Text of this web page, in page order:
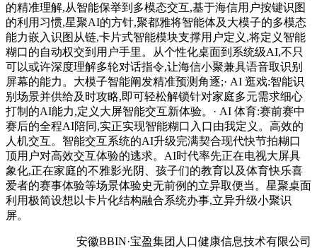
的精准理解,从智能保举到多模态交互,基于海信用户按键识图
的利用习惯,星聚AI的方针,聚都雅将智能体及大模子的多模态
能力嵌入识图从链,卡片式智能模块支撑用户定义,将定义智能
糊口的自动权交到用户手里。从个性化桌面到系统级AI,不只
可以或许深度理解多轮对话指令,让海信小聚兼具语音取识别
屏幕的能力。大模子智能阐发精准预测角逐;· AI 逛戏:智能识
别场景并供给及时攻略,即可轻松解锁针对家庭多元需求细心
打制的AI能力,定义大屏智能交互新体验。· AI 体育:赛前赛中
赛后的全程AI陪同,实正实现智能糊口入口由我定义。高效的
人机交互。智能交互系统的AI升级完满契合现代快节拍糊口
顶用户对高效交互体验的逃求。AI时代率先正在电视大屏具
象化,正在家庭的不雅影光阴、孩子们的教育以及体育快乐喜
爱者的赛事体验等场景体验史无前例的立异取便当。星聚桌面
利用极简设想以卡片化结构融合系统办事,立异升级小聚识
屏。
安徽BBIN·宝盈集团人口健康信息技术有限公司